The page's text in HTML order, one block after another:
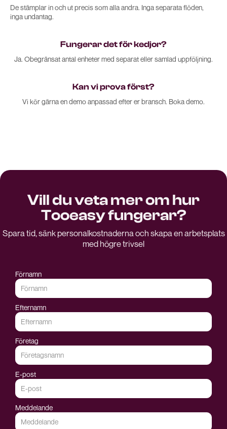
De stämplar in och ut precis som alla andra. Inga separata flöden,
inga undantag.
Fungerar det för kedjor?
Ja. Obegränsat antal enheter med separat eller samlad uppföljning.
Kan vi prova först?
Vi kör gärna en demo anpassad efter er bransch. Boka demo.
Vill du veta mer om hur
Tooeasy fungerar?
Spara tid, sänk personalkostnaderna och skapa en arbetsplats
med högre trivsel
Förnamn
Efternamn
Företag
E-post
Meddelande